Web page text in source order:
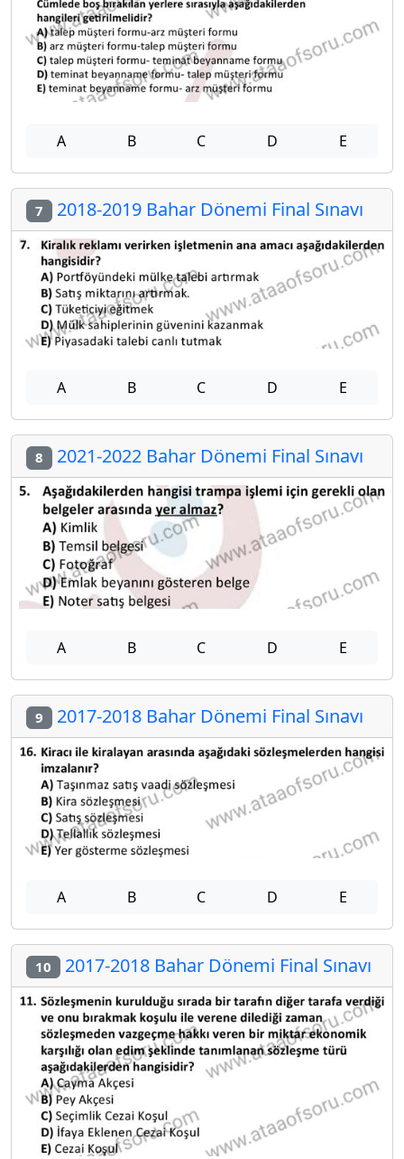
A B C D E
7 2018-2019 Bahar Dönemi Final Sınavı
A B C D E
8 2021-2022 Bahar Dönemi Final Sınavı
A B C D E
9 2017-2018 Bahar Dönemi Final Sınavı
A B C D E
10 2017-2018 Bahar Dönemi Final Sınavı